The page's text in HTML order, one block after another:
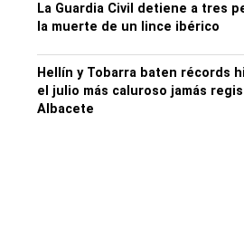
La Guardia Civil detiene a tres
la muerte de un lince ibérico
Hellín y Tobarra baten récords
el julio más caluroso jamás
Albacete